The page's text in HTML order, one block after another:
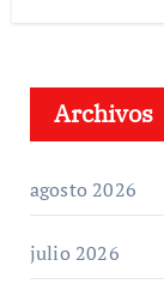
Archivos
agosto 2026
julio 2026